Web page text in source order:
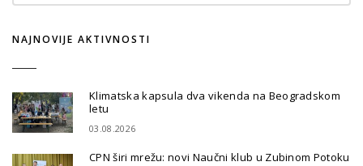
NAJNOVIJE AKTIVNOSTI
Klimatska kapsula dva vikenda na Beogradskom
letu
03.08.2026
CPN širi mrežu: novi Naučni klub u Zubinom Potoku